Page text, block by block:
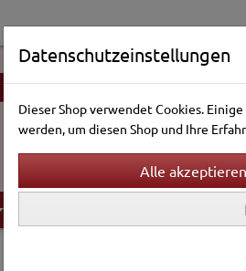
Datenschutzeinstellungen
Dieser Shop verwendet Cookies.
werden, um diesen Shop und Ihre